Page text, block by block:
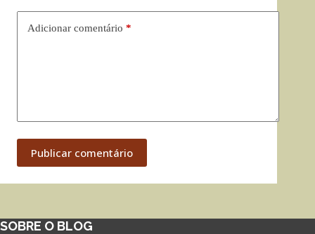
Adicionar comentário *
Publicar comentário
SOBRE O BLOG